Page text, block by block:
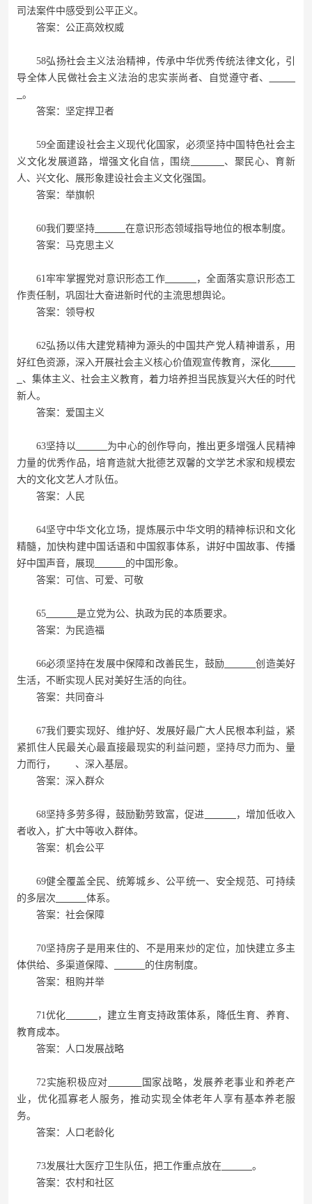
司法案件中感受到公平正义。
答案：公正高效权威
58弘扬社会主义法治精神，传承中华优秀传统法律文化，引
导全体人民做社会主义法治的忠实崇尚者、自觉遵守者、
。
答案：坚定捍卫者
59全面建设社会主义现代化国家，必须坚持中国特色社会主
义文化发展道路，增强文化自信，围绕
、聚民心、育新
人、兴文化、展形象建设社会主义文化强国。
答案：举旗帜
60我们要坚持
在意识形态领域指导地位的根本制度。
答案：马克思主义
61牢牢掌握党对意识形态工作
，全面落实意识形态工
作责任制，巩固壮大奋进新时代的主流思想舆论。
答案：领导权
62弘扬以伟大建党精神为源头的中国共产党人精神谱系，用
好红色资源，深入开展社会主义核心价值观宣传教育，深化
、集体主义、社会主义教育，着力培养担当民族复兴大任的时代
新人。
答案：爱国主义
63坚持以
为中心的创作导向，推出更多增强人民精神
力量的优秀作品，培育造就大批德艺双馨的文学艺术家和规模宏
大的文化文艺人才队伍。
答案：人民
64坚守中华文化立场，提炼展示中华文明的精神标识和文化
精髓，加快构建中国话语和中国叙事体系，讲好中国故事、传播
好中国声音，展现
的中国形象。
答案：可信、可爱、可敬
65
是立党为公、执政为民的本质要求。
答案：为民造福
66必须坚持在发展中保障和改善民生，鼓励
创造美好
生活，不断实现人民对美好生活的向往。
答案：共同奋斗
67我们要实现好、维护好、发展好最广大人民根本利益，紧
紧抓住人民最关心最直接最现实的利益问题，坚持尽力而为、量
力而行， 、深入基层。
答案：深入群众
68坚持多劳多得，鼓励勤劳致富，促进
，增加低收入
者收入，扩大中等收入群体。
答案：机会公平
69健全覆盖全民、统筹城乡、公平统一、安全规范、可持续
的多层次
体系。
答案：社会保障
70坚持房子是用来住的、不是用来炒的定位，加快建立多主
体供给、多渠道保障、
的住房制度。
答案：租购并举
71优化
，建立生育支持政策体系，降低生育、养育、
教育成本。
答案：人口发展战略
72实施积极应对
国家战略，发展养老事业和养老产
业，优化孤寡老人服务，推动实现全体老年人享有基本养老服
务。
答案：人口老龄化
73发展壮大医疗卫生队伍，把工作重点放在
。
答案：农村和社区